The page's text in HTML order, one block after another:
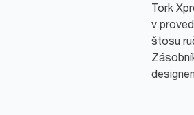
Tork
v
štosu